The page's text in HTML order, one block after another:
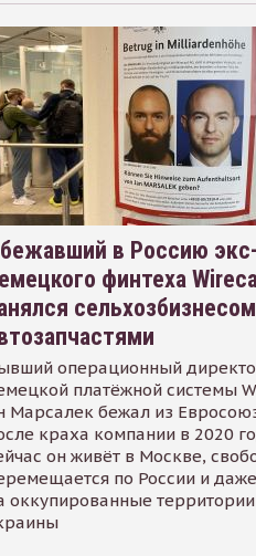
в Россию
финтеха
операционный
платёжной системы
Марсалек бежал из
краха компании в 2020
он живёт в Москве,
по России и
оккупированные территории